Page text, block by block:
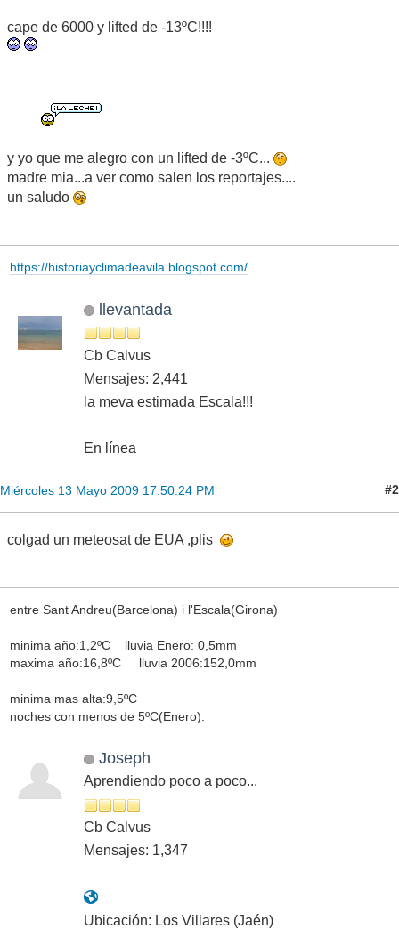
cape de 6000 y lifted de -13ºC!!!!
y yo que me alegro con un lifted de -3ºC...
madre mia...a ver como salen los reportajes....
un saludo
https://historiayclimadeavila.blogspot.com/
llevantada
Cb Calvus
Mensajes: 2,441
la meva estimada Escala!!!
En línea
Miércoles 13 Mayo 2009 17:50:24 PM #2
colgad un meteosat de EUA ,plis
entre Sant Andreu(Barcelona) i l'Escala(Girona)
minima año:1,2ºC lluvia Enero: 0,5mm
maxima año:16,8ºC lluvia 2006:152,0mm
minima mas alta:9,5ºC
noches con menos de 5ºC(Enero):
Joseph
Aprendiendo poco a poco...
Cb Calvus
Mensajes: 1,347
Ubicación: Los Villares (Jaén)